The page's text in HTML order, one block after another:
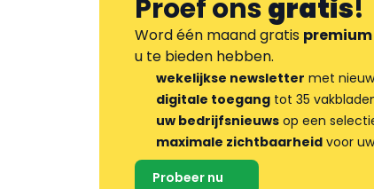
Proef onsgratis!
Word één maand gratis
u te bieden hebben.
wekelijkse newsletter met
digitale toegang tot 35
uw bedrijfsnieuws op een
maximale zichtbaarheid voor
Probeer nu